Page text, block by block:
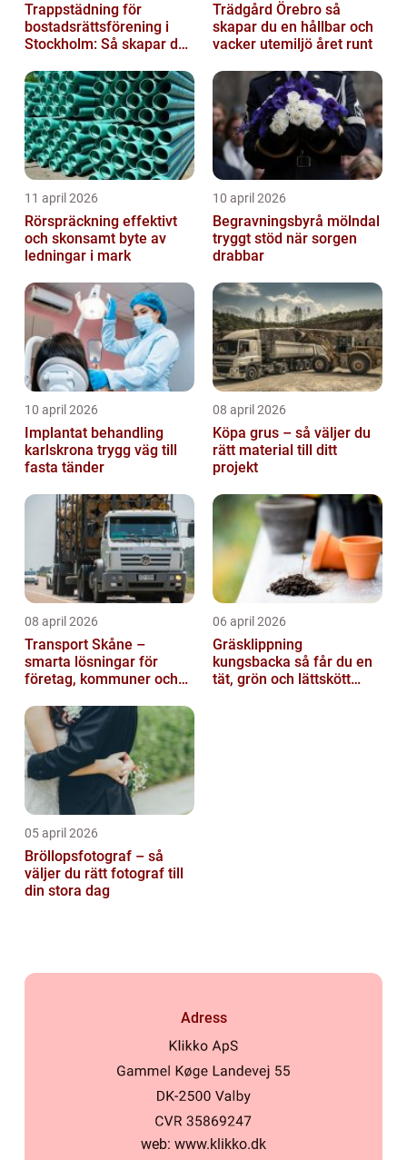
Trappstädning för
bostadsrättsförening i
Stockholm: Så skapar du
trapphus...
Trädgård Örebro så
skapar du en hållbar och
vacker utemiljö året runt
11 april 2026
Rörspräckning effektivt
och skonsamt byte av
ledningar i mark
10 april 2026
Begravningsbyrå mölndal
tryggt stöd när sorgen
drabbar
10 april 2026
Implantat behandling
karlskrona trygg väg till
fasta tänder
08 april 2026
Köpa grus – så väljer du
rätt material till ditt
projekt
08 april 2026
Transport Skåne –
smarta lösningar för
företag, kommuner och
06 april 2026
Gräsklippning
kungsbacka så får du en
tät, grön och lättskött
05 april 2026
Bröllopsfotograf – så
väljer du rätt fotograf till
din stora dag
Adress
web: www.klikko.dk